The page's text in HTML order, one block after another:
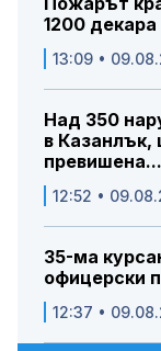
1200 декара
13:09 •
Над 350
в Казанлък,
превишена...
12:52 •
35-ма
офицерски
12:37 •